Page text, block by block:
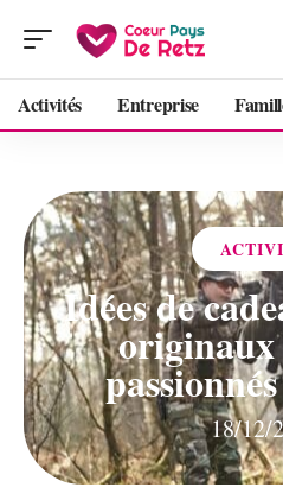
Activités Entreprise
Idées de
originaux
18/12/